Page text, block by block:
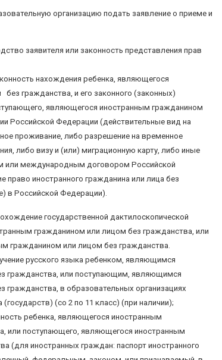
организацию подать заявление о приеме и
заявителя или законность представления прав
нахождения ребенка, являющегося
гражданства, и его законного (законных)
являющегося иностранным гражданином
Российской Федерации (действительные вид на
проживание, либо разрешение на временное
либо визу и (или) миграционную карту, либо иные
или международным договором Российской
иностранного гражданина или лица без
в Российской Федерации).
государственной дактилоскопической
гражданином или лицом без гражданства, или
гражданином или лицом без гражданства.
русского языка ребенком, являющимся
гражданства, или поступающим, являющимся
в образовательных организациях
(со 2 по 11 класс) (при наличии);
ребенка, являющегося иностранным
или поступающего, являющегося иностранным
(для иностранных граждан: паспорт иностранного